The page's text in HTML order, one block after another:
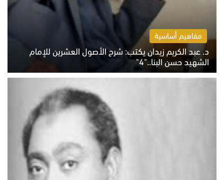
مفاهيم أساسية
د. عبد الكريم زيدان يكتب: شرح الأصول العشرين للإمام
الشهيد حسن البنا.."4"
الخميس 6 أغسطس 2026 10:27 ص